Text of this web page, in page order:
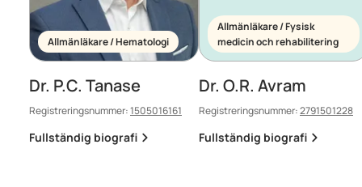
Allmänläkare / Hematologi
Dr. P.C. Tanase
Registreringsnummer:1505016161
Fullständig biografi
Allmänläkare / Fysisk
medicin och rehabilitering
Dr. O.R. Avram
Registreringsnummer:2791501228
Fullständig biografi